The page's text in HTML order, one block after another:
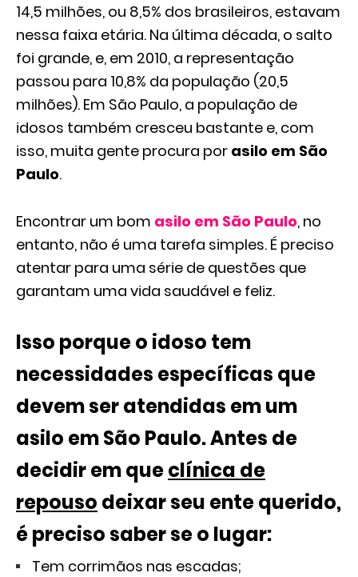
14,5 milhões, ou 8,5% dos brasileiros, estavam
nessa faixa etária. Na última década, o salto
foi grande, e, em 2010, a representação
passou para 10,8% da população (20,5
milhões). Em São Paulo, a população de
idosos também cresceu bastante e, com
isso, muita gente procura por asilo em São
Paulo.
Encontrar um bom asilo em São Paulo, no
entanto, não é uma tarefa simples. É preciso
atentar para uma série de questões que
garantam uma vida saudável e feliz.
Isso porque o idoso tem
necessidades específicas que
devem ser atendidas em um
asilo em São Paulo. Antes de
decidir em queclínica de
repouso deixar seu ente querido,
é preciso saber se o lugar:
Tem corrimãos nas escadas;